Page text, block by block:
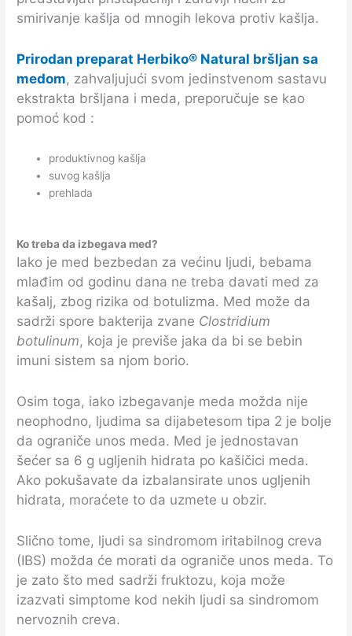
smirivanje kašlja od mnogih lekova protiv kašlja.
Prirodan preparat Herbiko® Natural bršljan sa
medom, zahvaljujući svom jedinstvenom sastavu
ekstrakta bršljana i meda, preporučuje se kao
pomoć kod :
produktivnog kašlja
suvog kašlja
prehlada
Ko treba da izbegava med?
Iako je med bezbedan za većinu ljudi, bebama
mlađim od godinu dana ne treba davati med za
kašalj, zbog rizika od botulizma. Med može da
sadrži spore bakterija zvane Clostridium
botulinum, koja je previše jaka da bi se bebin
imuni sistem sa njom borio.
Osim toga, iako izbegavanje meda možda nije
neophodno, ljudima sa dijabetesom tipa 2 je bolje
da ograniče unos meda. Med je jednostavan
šećer sa 6 g ugljenih hidrata po kašičici meda.
Ako pokušavate da izbalansirate unos ugljenih
hidrata, moraćete to da uzmete u obzir.
Slično tome, ljudi sa sindromom iritabilnog creva
(IBS) možda će morati da ograniče unos meda. To
je zato što med sadrži fruktozu, koja može
izazvati simptome kod nekih ljudi sa sindromom
nervoznih creva.